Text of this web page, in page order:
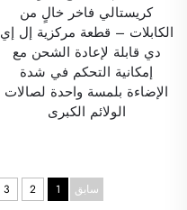
كريستالي فاخر خالٍ من
الكابلات – قطعة مركزية إل إي
دي قابلة لإعادة الشحن مع
إمكانية التحكم في شدة
الإضاءة بلمسة واحدة لصالات
الولائم الكبرى
سابق 1
2
3